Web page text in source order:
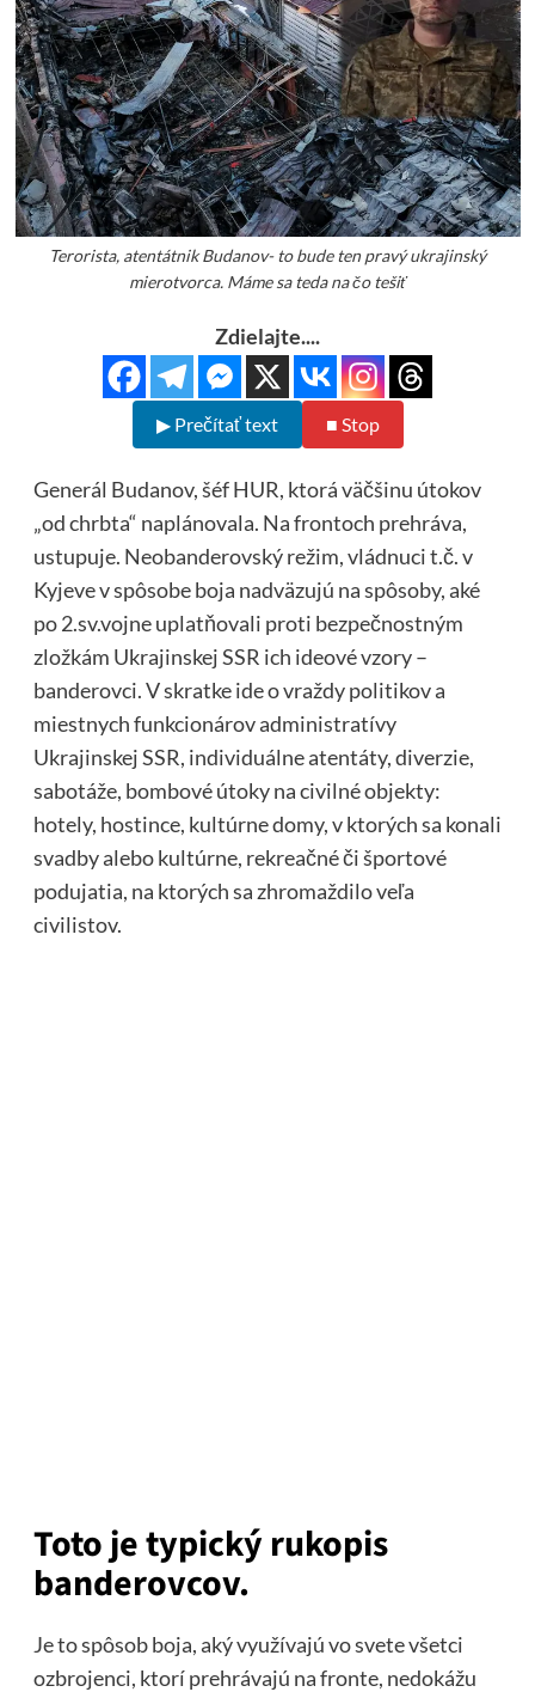
Terorista, atentátnik Budanov- to bude ten pravý ukrajinský
mierotvorca. Máme sa teda na čo tešiť
Zdielajte....
▶ Prečítať text ■ Stop
Generál Budanov, šéf HUR, ktorá väčšinu útokov
„od chrbta“ naplánovala. Na frontoch prehráva,
ustupuje. Neobanderovský režim, vládnuci t.č. v
Kyjeve v spôsobe boja nadväzujú na spôsoby, aké
po 2.sv.vojne uplatňovali proti bezpečnostným
zložkám Ukrajinskej SSR ich ideové vzory –
banderovci. V skratke ide o vraždy politikov a
miestnych funkcionárov administratívy
Ukrajinskej SSR, individuálne atentáty, diverzie,
sabotáže, bombové útoky na civilné objekty:
hotely, hostince, kultúrne domy, v ktorých sa konali
svadby alebo kultúrne, rekreačné či športové
podujatia, na ktorých sa zhromaždilo veľa
civilistov.
Toto je typický rukopis
banderovcov.
Je to spôsob boja, aký využívajú vo svete všetci
ozbrojenci, ktorí prehrávajú na fronte, nedokážu